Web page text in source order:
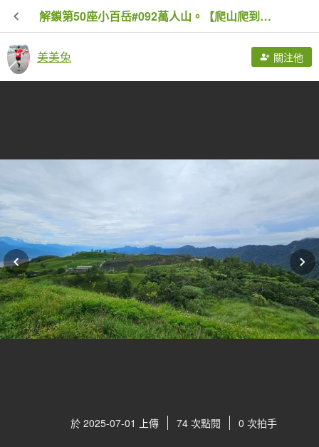
解鎖第50座小百岳#092萬人山。【爬山爬到會上癮，會不會爬到沒朋友🤣🤣】
美美兔 關注他
於 2025-07-01 上傳 74 次點閱 0 次拍手